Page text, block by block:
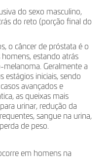
do sexo masculino,
do reto (porção final do
o câncer de próstata é o
estando atrás
Geralmente a
estágios iniciais, sendo
avançados e
as queixas mais
urinar, redução da
sangue na urina,
de peso.
em homens na